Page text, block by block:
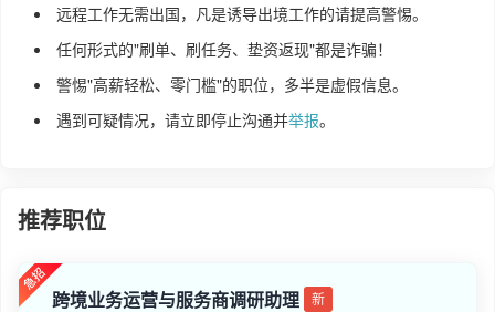
远程工作无需出国，凡是诱导出境工作的请提高警惕。
任何形式的"刷单、刷任务、垫资返现"都是诈骗！
警惕"高薪轻松、零门槛"的职位，多半是虚假信息。
遇到可疑情况，请立即停止沟通并举报。
推荐职位
跨境业务运营与服务商调研助理 新